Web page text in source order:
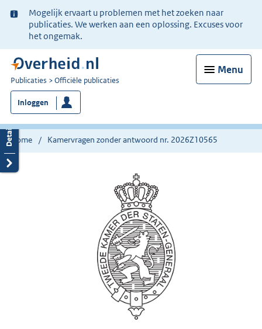
Ter
informatie:
Mogelijk ervaart u problemen met het zoeken naar
publicaties. We werken aan een oplossing. Excuses voor
het ongemak.
Menu
U
bent
nu
hier:
Publicaties Officiële publicaties
Inloggen
Home Kamervragen zonder antwoord nr. 2026Z10565